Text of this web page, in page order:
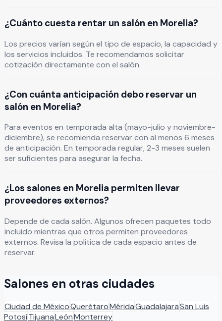
¿Cuánto cuesta rentar un salón en Morelia?
Los precios varían según el tipo de espacio, la capacidad y
los servicios incluidos. Te recomendamos solicitar
cotización directamente con el salón.
¿Con cuánta anticipación debo reservar un
salón en Morelia?
Para eventos en temporada alta (mayo-julio y noviembre-
diciembre), se recomienda reservar con al menos 6 meses
de anticipación. En temporada regular, 2-3 meses suelen
ser suficientes para asegurar la fecha.
¿Los salones en Morelia permiten llevar
proveedores externos?
Depende de cada salón. Algunos ofrecen paquetes todo
incluido mientras que otros permiten proveedores
externos. Revisa la política de cada espacio antes de
reservar.
Salones en otras ciudades
Ciudad de MéxicoQuerétaroMéridaGuadalajaraSan Luis
PotosíTijuanaLeónMonterrey